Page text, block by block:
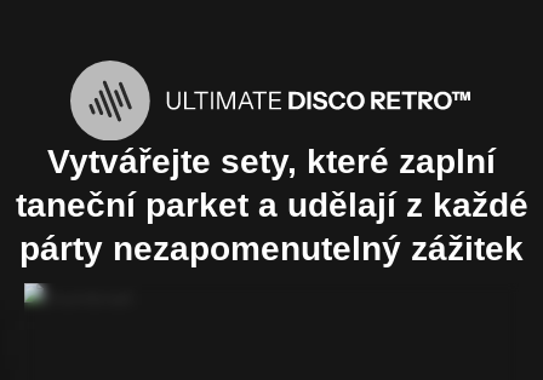
Vytvářejte sety, které zaplní
taneční parket a udělají z každé
párty nezapomenutelný zážitek